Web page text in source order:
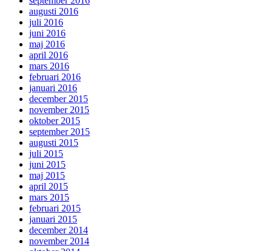
augusti 2016
juli 2016
juni 2016
maj 2016
april 2016
mars 2016
februari 2016
januari 2016
december 2015
november 2015
oktober 2015
september 2015
augusti 2015
juli 2015
juni 2015
maj 2015
april 2015
mars 2015
februari 2015
januari 2015
december 2014
november 2014